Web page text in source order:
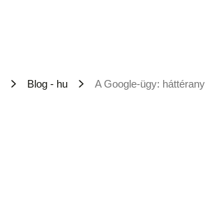
Blog - hu A Google-ügy: